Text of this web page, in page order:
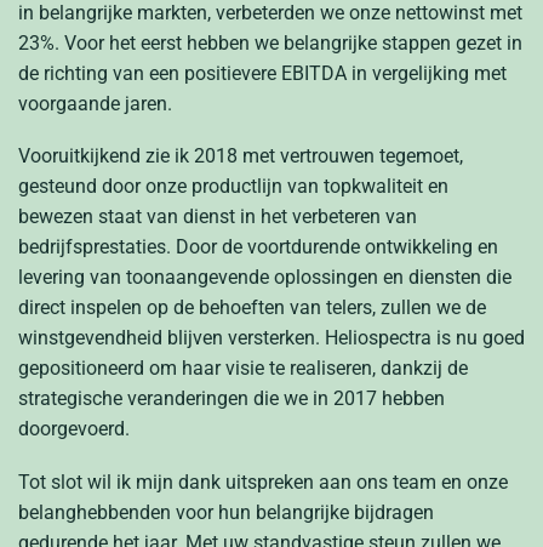
in belangrijke markten, verbeterden we onze nettowinst met
23%. Voor het eerst hebben we belangrijke stappen gezet in
de richting van een positievere EBITDA in vergelijking met
voorgaande jaren.
Vooruitkijkend zie ik 2018 met vertrouwen tegemoet,
gesteund door onze productlijn van topkwaliteit en
bewezen staat van dienst in het verbeteren van
bedrijfsprestaties. Door de voortdurende ontwikkeling en
levering van toonaangevende oplossingen en diensten die
direct inspelen op de behoeften van telers, zullen we de
winstgevendheid blijven versterken. Heliospectra is nu goed
gepositioneerd om haar visie te realiseren, dankzij de
strategische veranderingen die we in 2017 hebben
doorgevoerd.
Tot slot wil ik mijn dank uitspreken aan ons team en onze
belanghebbenden voor hun belangrijke bijdragen